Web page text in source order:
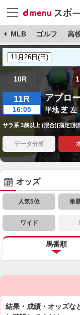
MLB ゴルフ 高
10R
11R
16:05
アプロ
平地 芝 左
サラ系 3歳以上 (混合)[指定]別
データ分析
オッズ
人気5位 単
ワイド
馬番順
結果・成績・オッズな